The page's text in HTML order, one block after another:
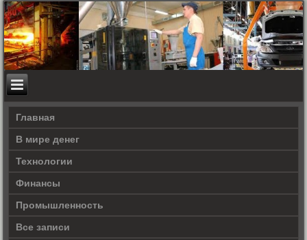
Главная
В мире денег
Технологии
Финансы
Промышленность
Все записи